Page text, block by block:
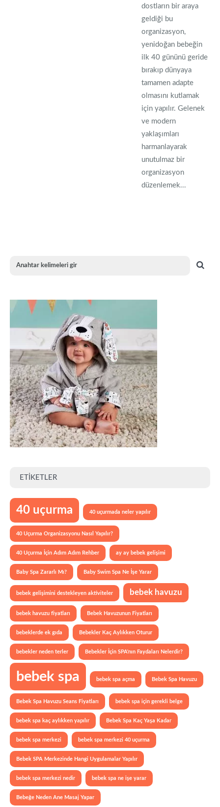
dostların bir araya
geldiği bu
organizasyon,
yenidoğan bebeğin
ilk 40 gününü geride
bırakıp dünyaya
tamamen adapte
olmasını kutlamak
için yapılır. Gelenek
ve modern
yaklaşımları
harmanlayarak
unutulmaz bir
organizasyon
düzenlemek...
ETIKETLER
40 uçurma 40 uçurmada neler yapılır
40 Uçurma Organizasyonu Nasıl Yapılır?
40 Uçurma İçin Adım Adım Rehber ay ay bebek gelişimi
Baby Spa Zararlı Mı? Baby Swim Spa Ne İşe Yarar
bebek gelişimini destekleyen aktiviteler bebek havuzu
bebek havuzu fiyatları Bebek Havuzunun Fiyatları
bebeklerde ek gıda Bebekler Kaç Aylıkken Oturur
bebekler neden terler Bebekler İçin SPA'nın Faydaları Nelerdir?
bebek spa bebek spa açma Bebek Spa Havuzu
Bebek Spa Havuzu Seans Fiyatları bebek spa için gerekli belge
bebek spa kaç aylıkken yapılır Bebek Spa Kaç Yaşa Kadar
bebek spa merkezi bebek spa merkezi 40 uçurma
Bebek SPA Merkezinde Hangi Uygulamalar Yapılır
bebek spa merkezi nedir bebek spa ne işe yarar
Bebeğe Neden Ane Masaj Yapar